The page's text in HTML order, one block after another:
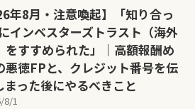
年8月・注意喚起】「知り合っ
インベスターズトラスト（海外
をすすめられた」｜高額報酬め
悪徳FPと、クレジット番号を伝
まった後にやるべきこと
8/1